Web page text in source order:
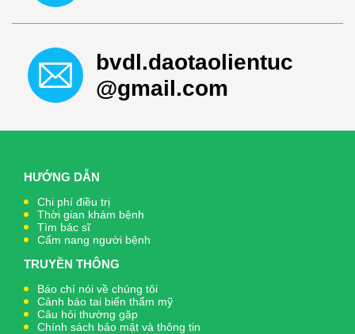
bvdl.daotaolientuc
@gmail.com
HƯỚNG DẪN
Chi phí điều trị
Thời gian khám bệnh
Tìm bác sĩ
Cẩm nang người bệnh
TRUYỀN THÔNG
Báo chí nói về chúng tôi
Cảnh báo tai biến thẩm mỹ
Câu hỏi thường gặp
Chính sách bảo mật và thông tin